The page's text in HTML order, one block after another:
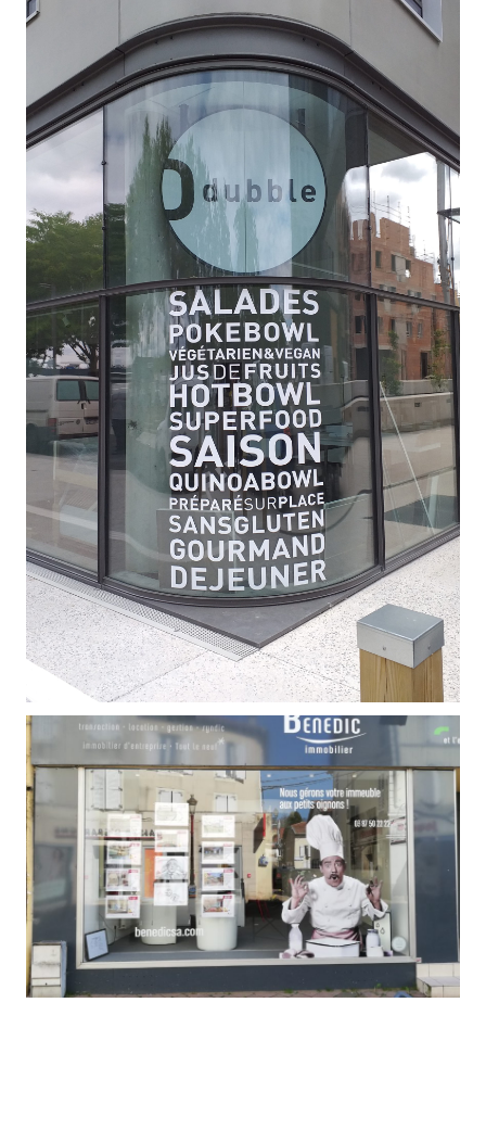
IMPRIMERIE
RÉALISATIONS
CONTACT